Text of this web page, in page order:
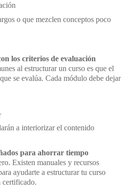
o que mezclen conceptos poco
los criterios de evaluación
al estructurar un curso es que el
se evalúa. Cada módulo debe dejar
a interiorizar el contenido
para ahorrar tiempo
Existen manuales y recursos
ayudarte a estructurar tu curso
certificado.